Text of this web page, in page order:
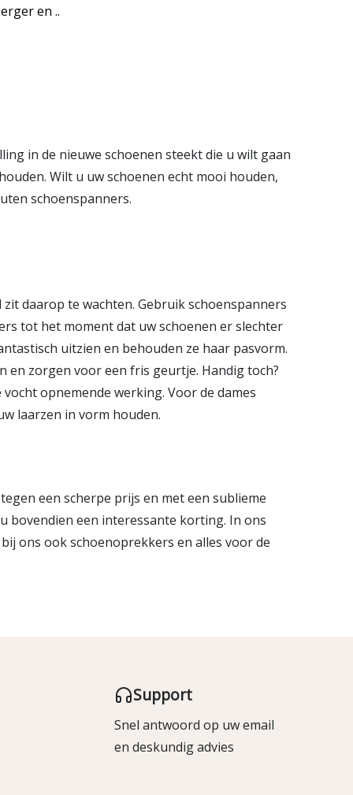
erger en ..
in de nieuwe schoenen steekt die u wilt gaan
Wilt u uw schoenen echt mooi houden,
schoenspanners.
daarop te wachten. Gebruik schoenspanners
tot het moment dat uw schoenen er slechter
uitzien en behouden ze haar pasvorm.
en zorgen voor een fris geurtje. Handig toch?
opnemende werking. Voor de dames
laarzen in vorm houden.
een scherpe prijs en met een sublieme
bovendien een interessante korting. In ons
ons ookschoenoprekkers en alles voor de
Support
Snel antwoord op uw email
en deskundig advies